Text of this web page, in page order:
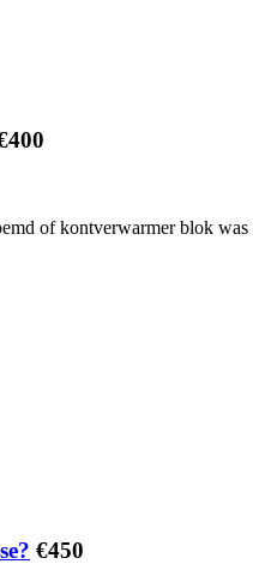
of kontverwarmer blok was
€450